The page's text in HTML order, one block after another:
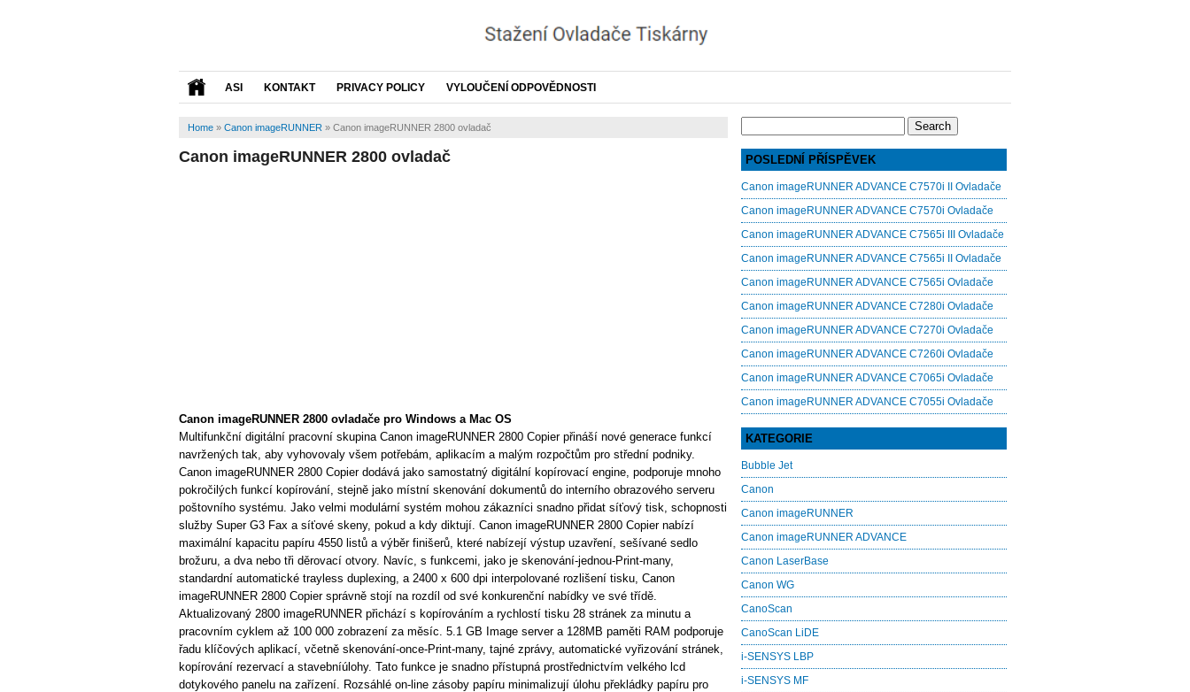
ASI KONTAKT PRIVACY POLICY VYLOUČENÍ ODPOVĚDNOSTI
Home » Canon imageRUNNER » Canon imageRUNNER 2800 ovladač
Canon imageRUNNER 2800 ovladač
Canon imageRUNNER 2800 ovladače pro Windows a Mac OS
Multifunkční digitální pracovní skupina Canon imageRUNNER 2800 Copier přináší nové generace funkcí
navržených tak, aby vyhovovaly všem potřebám, aplikacím a malým rozpočtům pro střední podniky.
Canon imageRUNNER 2800 Copier dodává jako samostatný digitální kopírovací engine, podporuje mnoho
pokročilých funkcí kopírování, stejně jako místní skenování dokumentů do interního obrazového serveru
poštovního systému. Jako velmi modulární systém mohou zákazníci snadno přidat síťový tisk, schopnosti
služby Super G3 Fax a síťové skeny, pokud a kdy diktují. Canon imageRUNNER 2800 Copier nabízí
maximální kapacitu papíru 4550 listů a výběr finišerů, které nabízejí výstup uzavření, sešívané sedlo
brožuru, a dva nebo tři děrovací otvory. Navíc, s funkcemi, jako je skenování-jednou-Print-many,
standardní automatické trayless duplexing, a 2400 x 600 dpi interpolované rozlišení tisku, Canon
imageRUNNER 2800 Copier správně stojí na rozdíl od své konkurenční nabídky ve své třídě.
Aktualizovaný 2800 imageRUNNER přichází s kopírováním a rychlostí tisku 28 stránek za minutu a
pracovním cyklem až 100 000 zobrazení za měsíc. 5.1 GB Image server a 128MB paměti RAM podporuje
řadu klíčových aplikací, včetně skenování-once-Print-many, tajné zprávy, automatické vyřizování stránek,
kopírování rezervací a stavebníúlohy. Tato funkce je snadno přístupná prostřednictvím velkého lcd
dotykového panelu na zařízení. Rozsáhlé on-line zásoby papíru minimalizují úlohu překládky papíru pro
POSLEDNÍ PŘÍSPĚVEK
Canon imageRUNNER ADVANCE C7570i II Ovladače
Canon imageRUNNER ADVANCE C7570i Ovladače
Canon imageRUNNER ADVANCE C7565i III Ovladače
Canon imageRUNNER ADVANCE C7565i II Ovladače
Canon imageRUNNER ADVANCE C7565i Ovladače
Canon imageRUNNER ADVANCE C7280i Ovladače
Canon imageRUNNER ADVANCE C7270i Ovladače
Canon imageRUNNER ADVANCE C7260i Ovladače
Canon imageRUNNER ADVANCE C7065i Ovladače
Canon imageRUNNER ADVANCE C7055i Ovladače
KATEGORIE
Bubble Jet
Canon
Canon imageRUNNER
Canon imageRUNNER ADVANCE
Canon LaserBase
Canon WG
CanoScan
CanoScan LiDE
i-SENSYS LBP
i-SENSYS MF